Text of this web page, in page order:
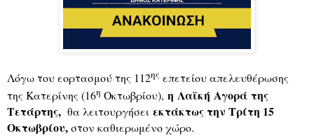
Λόγω του εορτασμού της 112ης επετείου απελευθέρωσης
της Κατερίνης (16η Οκτωβρίου), η Λαϊκή Αγορά της
Τετάρτης, θα λειτουργήσει εκτάκτως την Τρίτη 15
Οκτωβρίου,στον καθιερωμένο χώρο.